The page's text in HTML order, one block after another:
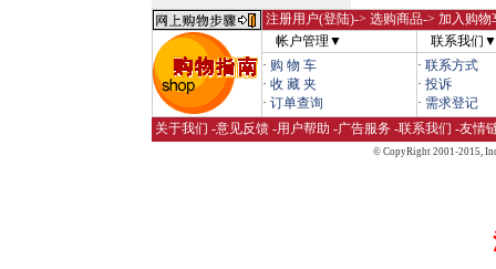
注册用户(登陆)-> 选购商品-> 加入购
帐户管理▼
联系我们▼
· 购 物 车
· 收 藏 夹
· 订单查询
· 联系方式
· 投诉
· 需求登记
关于我们 -意见反馈 -用户帮助 -广告服务 -联系我们 -友情
© CopyRight 2001-2015,